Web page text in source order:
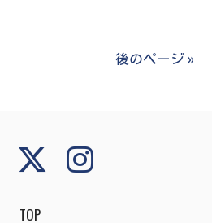
後のページ »
TOP